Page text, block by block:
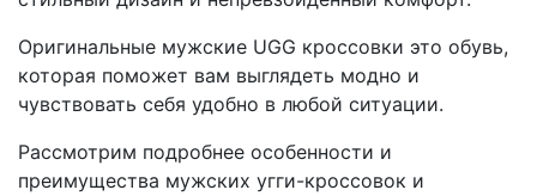
Оригинальные мужские UGG кроссовки это обувь,
которая поможет вам выглядеть модно и
чувствовать себя удобно в любой ситуации.
Рассмотрим подробнее особенности и
преимущества мужских угги-кроссовок и